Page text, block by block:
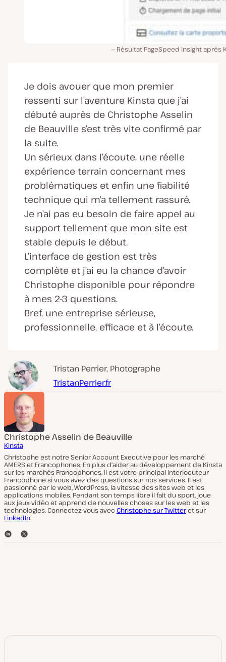
Résultat PageSpeed Insight après
Je dois avouer que mon premier
ressenti sur l’aventure Kinsta que j’ai
débuté auprès de Christophe Asselin
de Beauville s’est très vite confirmé par
la suite.
Un sérieux dans l’écoute, une réelle
expérience terrain concernant mes
problématiques et enfin une fiabilité
technique qui m’a tellement rassuré.
Je n’ai pas eu besoin de faire appel au
support tellement que mon site est
stable depuis le début.
L’interface de gestion est très
complète et j’ai eu la chance d’avoir
Christophe disponible pour répondre
à mes 2-3 questions.
Bref, une entreprise sérieuse,
professionnelle, efficace et à l’écoute.
Tristan Perrier, Photographe
TristanPerrier.fr
Christophe Asselin de Beauville
Kinsta
Christophe est notre Senior Account Executive pour les marché
AMERS et Francophones. En plus d'aider au développement de Kinsta
sur les marchés Francophones, il est votre principal interlocuteur
Francophone si vous avez des questions sur nos services. Il est
passionné par le web, WordPress, la vitesse des sites web et les
applications mobiles. Pendant son temps libre il fait du sport, joue
aux jeux-vidéo et apprend de nouvelles choses sur les web et les
technologies. Connectez-vous avec Christophe sur Twitteret sur
LinkedIn.
L
T